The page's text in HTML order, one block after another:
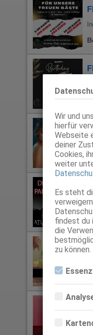
Wir und
hierfür
Webseite
deiner
Cookies,
weiter
Es steht
findest du
die
zu können.
Essenzielle
ermöglicht
Analyse-